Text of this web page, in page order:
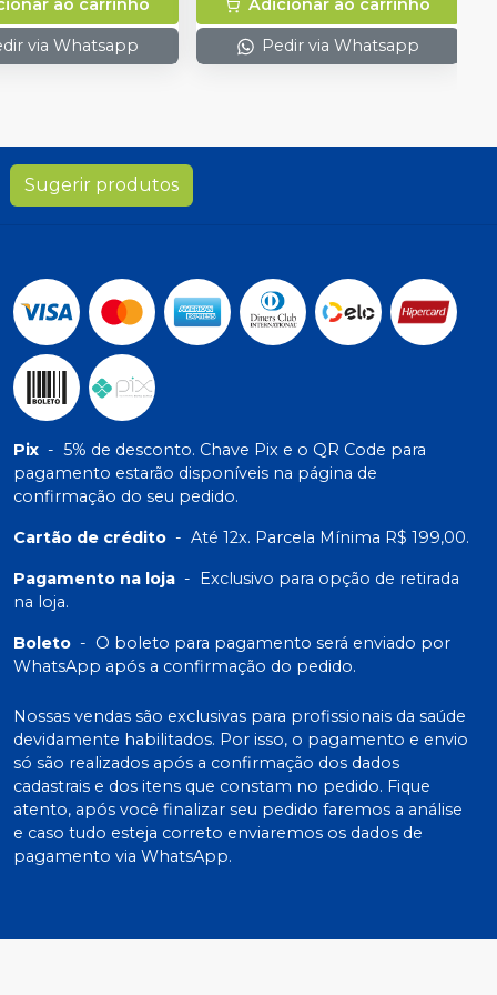
ao carrinho
via Whatsapp
Adicionar ao carrinho
Pedir via Whatsapp
Sugerir produtos
Pix - 5% de desconto. Chave Pix e o QR Code para
pagamento estarão disponíveis na página de
confirmação do seu pedido.
Cartão de crédito - Até 12x. Parcela Mínima R$ 199,00.
Pagamento na loja - Exclusivo para opção de retirada
na loja.
Boleto - O boleto para pagamento será enviado por
WhatsApp após a confirmação do pedido.
Nossas vendas são exclusivas para profissionais da saúde
devidamente habilitados. Por isso, o pagamento e envio
só são realizados após a confirmação dos dados
cadastrais e dos itens que constam no pedido. Fique
atento, após você finalizar seu pedido faremos a análise
e caso tudo esteja correto enviaremos os dados de
pagamento via WhatsApp.